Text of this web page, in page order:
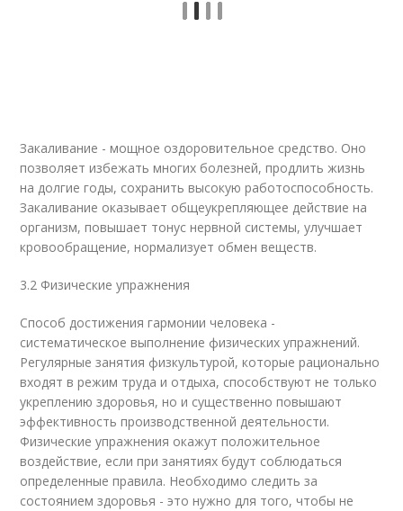
Закаливание - мощное оздоровительное средство. Оно
позволяет избежать многих болезней, продлить жизнь
на долгие годы, сохранить высокую работоспособность.
Закаливание оказывает общеукрепляющее действие на
организм, повышает тонус нервной системы, улучшает
кровообращение, нормализует обмен веществ.
3.2 Физические упражнения
Способ достижения гармонии человека -
систематическое выполнение физических упражнений.
Регулярные занятия физкультурой, которые рационально
входят в режим труда и отдыха, способствуют не только
укреплению здоровья, но и существенно повышают
эффективность производственной деятельности.
Физические упражнения окажут положительное
воздействие, если при занятиях будут соблюдаться
определенные правила. Необходимо следить за
состоянием здоровья - это нужно для того, чтобы не